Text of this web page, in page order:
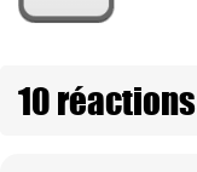
10 réactions